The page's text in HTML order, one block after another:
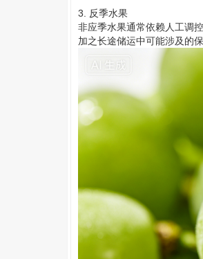
3. 反季水果
非应季水果通常依赖人工调
加之长途储运中可能涉及的